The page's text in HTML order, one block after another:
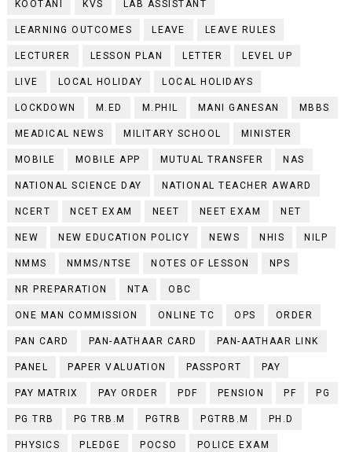
KOOTANI KVS LAB ASSISTANT
LEARNING OUTCOMES LEAVE LEAVE RULES
LECTURER LESSON PLAN LETTER LEVEL UP
LIVE LOCAL HOLIDAY LOCAL HOLIDAYS
LOCKDOWN M.ED M.PHIL MANI GANESAN MBBS
MEADICAL NEWS MILITARY SCHOOL MINISTER
MOBILE MOBILE APP MUTUAL TRANSFER NAS
NATIONAL SCIENCE DAY NATIONAL TEACHER AWARD
NCERT NCET EXAM NEET NEET EXAM NET
NEW NEW EDUCATION POLICY NEWS NHIS NILP
NMMS NMMS/NTSE NOTES OF LESSON NPS
NR PREPARATION NTA OBC
ONE MAN COMMISSION ONLINE TC OPS ORDER
PAN CARD PAN-AATHAAR CARD PAN-AATHAAR LINK
PANEL PAPER VALUATION PASSPORT PAY
PAY MATRIX PAY ORDER PDF PENSION PF PG
PG TRB PG TRB.M PGTRB PGTRB.M PH.D
PHYSICS PLEDGE POCSO POLICE EXAM